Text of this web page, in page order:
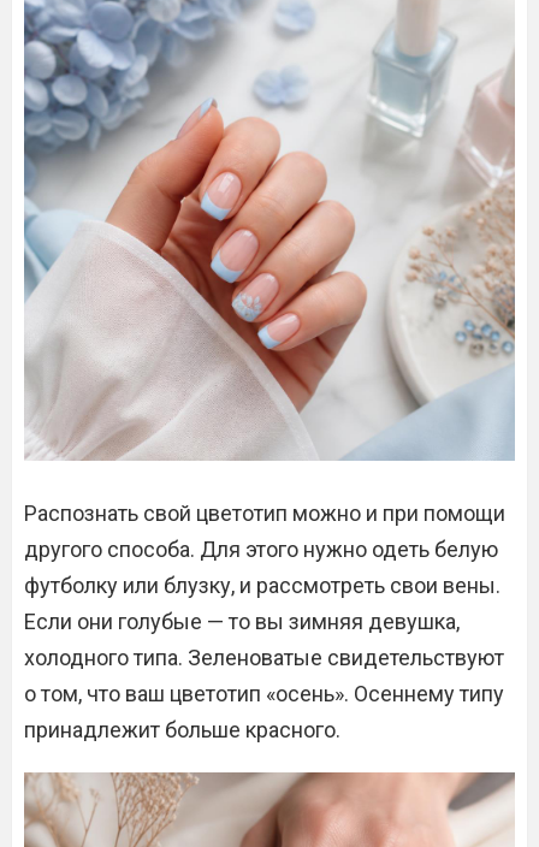
Распознать свой цветотип можно и при помощи
другого способа. Для этого нужно одеть белую
футболку или блузку, и рассмотреть свои вены.
Если они голубые — то вы зимняя девушка,
холодного типа. Зеленоватые свидетельствуют
о том, что ваш цветотип «осень». Осеннему типу
принадлежит больше красного.